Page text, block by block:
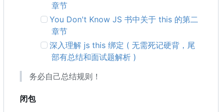
章节
You Don't Know JS 书中关于 this 的第二
章节
深入理解 js this 绑定 ( 无需死记硬背，尾
部有总结和面试题解析 )
务必自己总结规则！
闭包